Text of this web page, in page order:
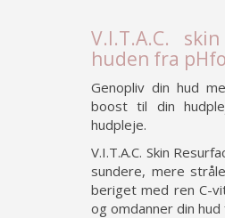
V.I.T.A.C.
huden fra
Genopliv din hud
boost til din
hudpleje.
V.I.T.A.C. Skin
sundere, mere
beriget med ren C-
og omdanner din